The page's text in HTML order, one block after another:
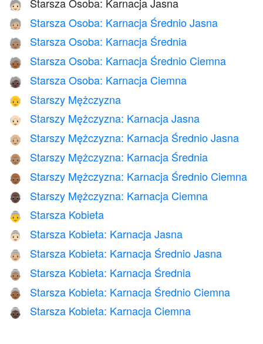
🧓🏻
🧓🏼 Starsza Osoba: Karnacja Średnio Jasna
🧓🏽 Starsza Osoba: Karnacja Średnia
🧓🏾 Starsza Osoba: Karnacja Średnio Ciemna
🧓🏿 Starsza Osoba: Karnacja Ciemna
👴 Starszy Mężczyzna
👴🏻 Starszy Mężczyzna: Karnacja Jasna
👴🏼 Starszy Mężczyzna: Karnacja Średnio Jasna
👴🏽 Starszy Mężczyzna: Karnacja Średnia
👴🏾 Starszy Mężczyzna: Karnacja Średnio Ciemna
👴🏿 Starszy Mężczyzna: Karnacja Ciemna
👵 Starsza Kobieta
👵🏻 Starsza Kobieta: Karnacja Jasna
👵🏼 Starsza Kobieta: Karnacja Średnio Jasna
👵🏽 Starsza Kobieta: Karnacja Średnia
👵🏾 Starsza Kobieta: Karnacja Średnio Ciemna
👵🏿 Starsza Kobieta: Karnacja Ciemna